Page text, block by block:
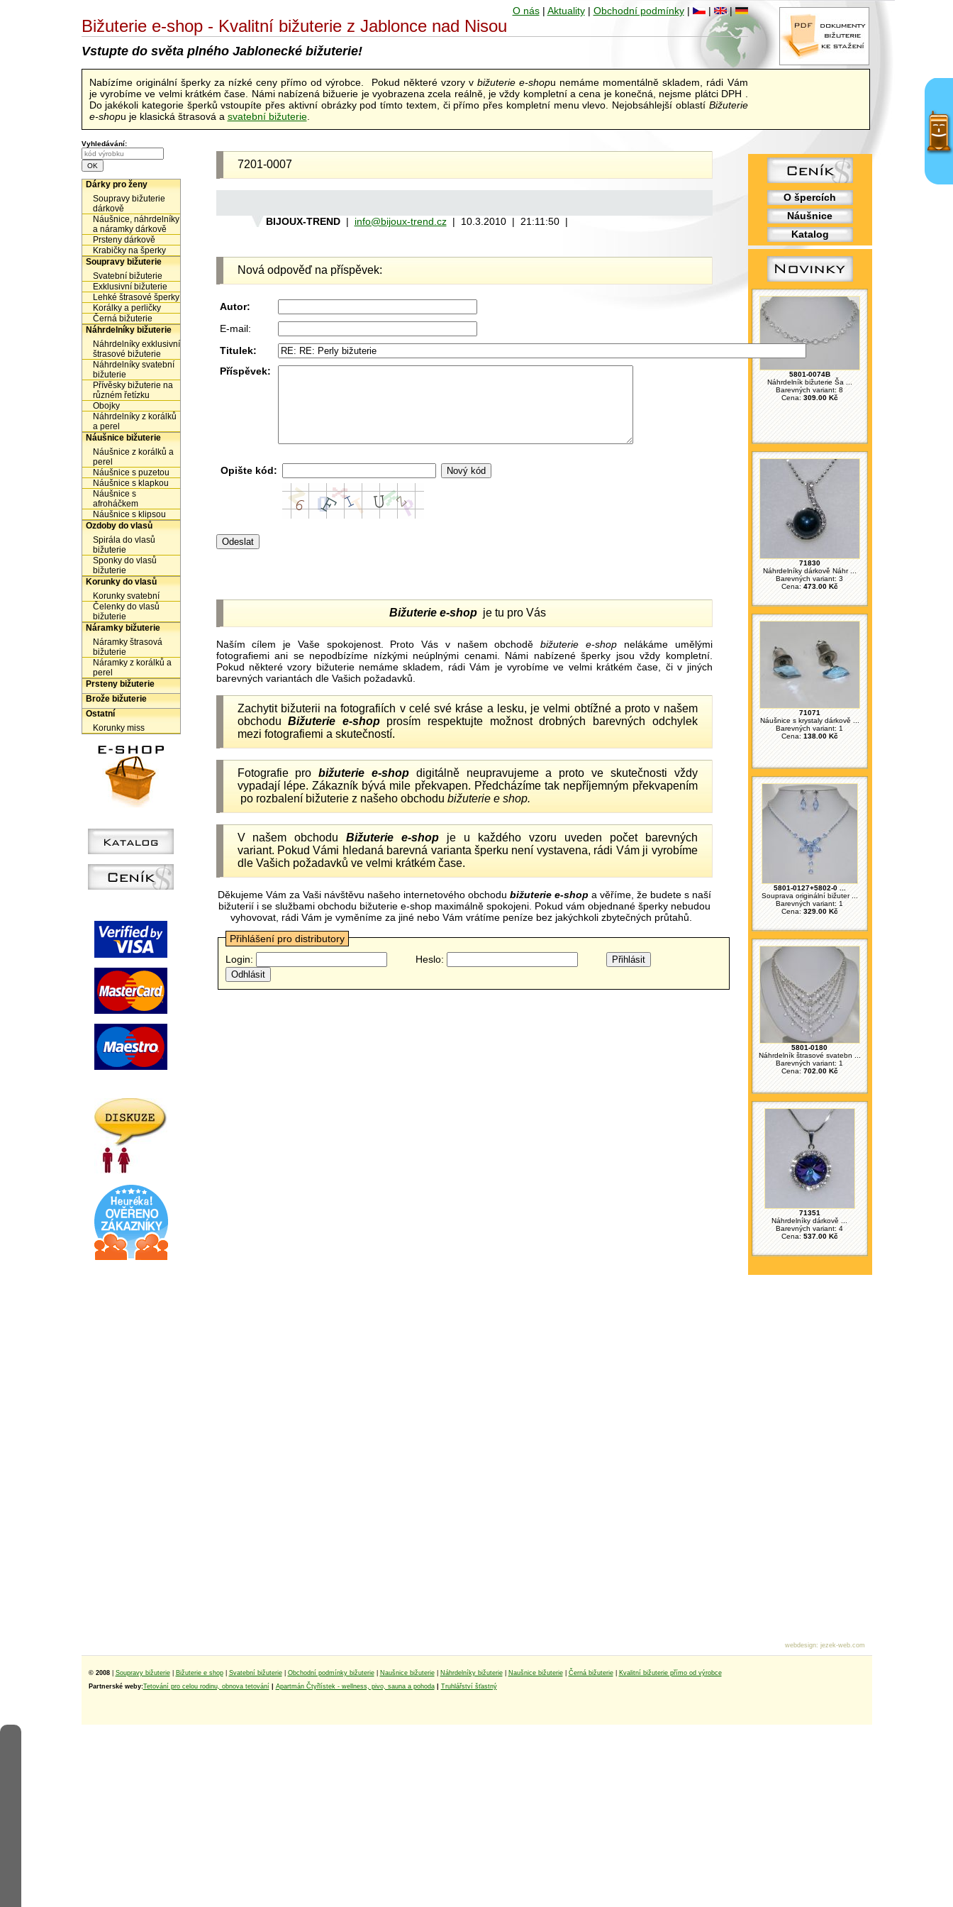
O špercích
Náušnice
Katalog
5801-0074B
Náhrdelník bižuterie Ša ...
Barevných variant: 8
Cena:309.00 Kč
71830
Náhrdelníky dárkově Náhr ...
Barevných variant: 3
Cena: 473.00 Kč
71071
Náušnice s krystaly dárkově ...
Barevných variant: 1
Cena: 138.00 Kč
5801-0127+5802-0 ...
Souprava originální bižuter ...
Barevných variant: 1
Cena: 329.00 Kč
5801-0180
Náhrdelník štrasové svatebn ...
Barevných variant: 1
Cena: 702.00 Kč
71351
Náhrdelníky dárkově ...
Barevných variant: 4
Cena: 537.00 Kč
O nás| Aktuality| Obchodní podmínky| | |
Bižuterie e-shop - Kvalitní bižuterie z Jablonce nad Nisou
Vstupte do světa plného Jablonecké bižuterie!
Nabízíme originální šperky za nízké ceny přímo od výrobce. Pokud některé vzory v bižuterie e-shopu nemáme momentálně skladem, rádi Vám
je vyrobíme ve velmi krátkém čase. Námi nabízená bižuerie je vyobrazena zcela reálně, je vždy kompletní a cena je konečná, nejsme plátci DPH .
Do jakékoli kategorie šperků vstoupíte přes aktivní obrázky pod tímto textem, či přímo přes kompletní menu vlevo. Nejobsáhlejší oblastí Bižuterie
e-shopu je klasická štrasová a svatební bižuterie.
Vyhledávání:
Dárky pro ženy
Soupravy bižuterie
dárkově
Náušnice, náhrdelníky
a náramky dárkově
Prsteny dárkově
Krabičky na šperky
Soupravy bižuterie
Svatební bižuterie
Exklusivní bižuterie
Lehké štrasové šperky
Korálky a perličky
Černá bižuterie
Náhrdelníky bižuterie
Náhrdelníky exklusivní
štrasové bižuterie
Náhrdelníky svatební
bižuterie
Přívěsky bižuterie na
různém řetízku
Obojky
Náhrdelníky z korálků
a perel
Náušnice bižuterie
Náušnice z korálků a
perel
Náušnice s puzetou
Náušnice s klapkou
Náušnice s
afroháčkem
Náušnice s klipsou
Ozdoby do vlasů
Spirála do vlasů
bižuterie
Sponky do vlasů
bižuterie
Korunky do vlasů
Korunky svatební
Čelenky do vlasů
bižuterie
Náramky bižuterie
Náramky štrasová
bižuterie
Náramky z korálků a
perel
Prsteny bižuterie
Brože bižuterie
Ostatní
Korunky miss
7201-0007
BIJOUX-TREND| info@bijoux-trend.cz| 10.3.2010 | 21:11:50 |
Nová odpověď na příspěvek:
Autor:
E-mail:
Titulek:
Příspěvek:
Opište kód:
Bižuterie e-shopje tu pro Vás
Naším cílem je Vaše spokojenost. Proto Vás v našem obchoděbižuterie e-shopnelákáme umělými
fotografiemi ani se nepodbízíme nízkými neúplnými cenami. Námi nabízené šperky jsou vždy kompletní.
Pokud některé vzory bižuterie nemáme skladem, rádi Vám je vyrobíme ve velmi krátkém čase, či v jiných
barevných variantách dle Vašich požadavků.
Zachytit bižuterii na fotografiích v celé své kráse a lesku, je velmi obtížné a proto v našem
obchoduBižuterie e-shopprosím respektujte možnost drobných barevných odchylek
mezi fotografiemi a skutečností.
Fotografie probižuterie e-shopdigitálně neupravujeme a proto ve skutečnosti vždy
vypadají lépe. Zákazník bývá mile překvapen. Předcházíme tak nepříjemným překvapením
po rozbalení bižuterie z našeho obchodu bižuterie e shop.
V našem obchoduBižuterie e-shop je u každého vzoru uveden počet barevných
variant. Pokud Vámi hledaná barevná varianta šperku není vystavena, rádi Vám ji vyrobíme
dle Vašich požadavků ve velmi krátkém čase.
Děkujeme Vám za Vaši návštěvu našeho internetového obchodu bižuterie e-shop a věříme, že budete s naší
bižuterií i se službami obchodu bižuterie e-shop maximálně spokojeni. Pokud vám objednané šperky nebudou
vyhovovat, rádi Vám je vyměníme za jiné nebo Vám vrátíme peníze bez jakýchkoli zbytečných průtahů.
Přihlášení pro distributory
Login:
Heslo:
© 2008 Soupravy bižuterie| Bižuterie e shop| Svatební bižuterie| Obchodní podmínky bižuterie| Naušnice bižuterie| Náhrdelníky bižuterie| Naušnice bižuterie| Černá bižuterie|
Kvalitní bižuterie přímo od výrobce
Partnerské weby:Tetování pro celou rodinu, obnova tetování Apartmán Čtyřlístek - wellness, pivo, sauna a pohoda| Truhlářství šťastný
webdesign: jezek-web.com